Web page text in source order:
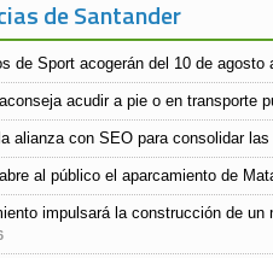
de Santander
de Sport acogerán del 10 de
acudir a pie o en transporte
alianza con SEO para consolidar
al público el aparcamiento de
impulsará la construcción de